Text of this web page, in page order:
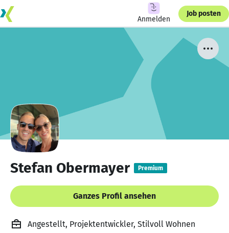
Anmelden
Job posten
Stefan Obermayer Premium
Ganzes Profil ansehen
Angestellt, Projektentwickler, Stilvoll Wohnen